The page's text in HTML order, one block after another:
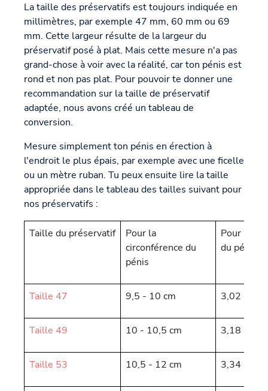
La taille des préservatifs est toujours indiquée en
millimètres, par exemple 47 mm, 60 mm ou 69
mm. Cette largeur résulte de la largeur du
préservatif posé à plat. Mais cette mesure n'a pas
grand-chose à voir avec la réalité, car ton pénis est
rond et non pas plat. Pour pouvoir te donner une
recommandation sur la taille de préservatif
adaptée, nous avons créé un tableau de
conversion.
Mesure simplement ton pénis en érection à
l'endroit le plus épais, par exemple avec une ficelle
ou un mètre ruban. Tu peux ensuite lire la taille
appropriée dans le tableau des tailles suivant pour
nos préservatifs :
Taille du préservatif
Pour la
circonférence du
pénis
Pour le
du pénis
Taille 47 9,5 - 10 cm 3,02 -
Taille 49 10 - 10,5 cm 3,18 -
Taille 53 10,5 - 12 cm 3,34 -